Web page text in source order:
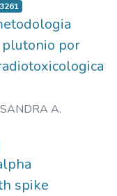
por
A.
spike